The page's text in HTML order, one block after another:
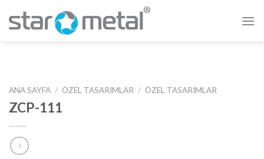
ANA SAYFA / ÖZEL TASARIMLAR / ÖZEL TASARIMLAR
ZCP-111